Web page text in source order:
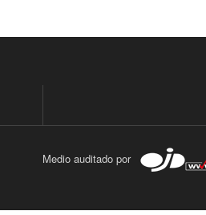
Medio auditado por